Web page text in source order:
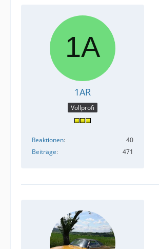
1AR
Vollprofi
Reaktionen
40
Beiträge
471